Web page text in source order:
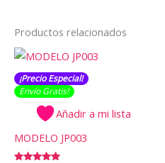
Productos relacionados
¡Precio Especial!
Envío Gratis​​​!
Añadir a mi lista
MODELO JP003